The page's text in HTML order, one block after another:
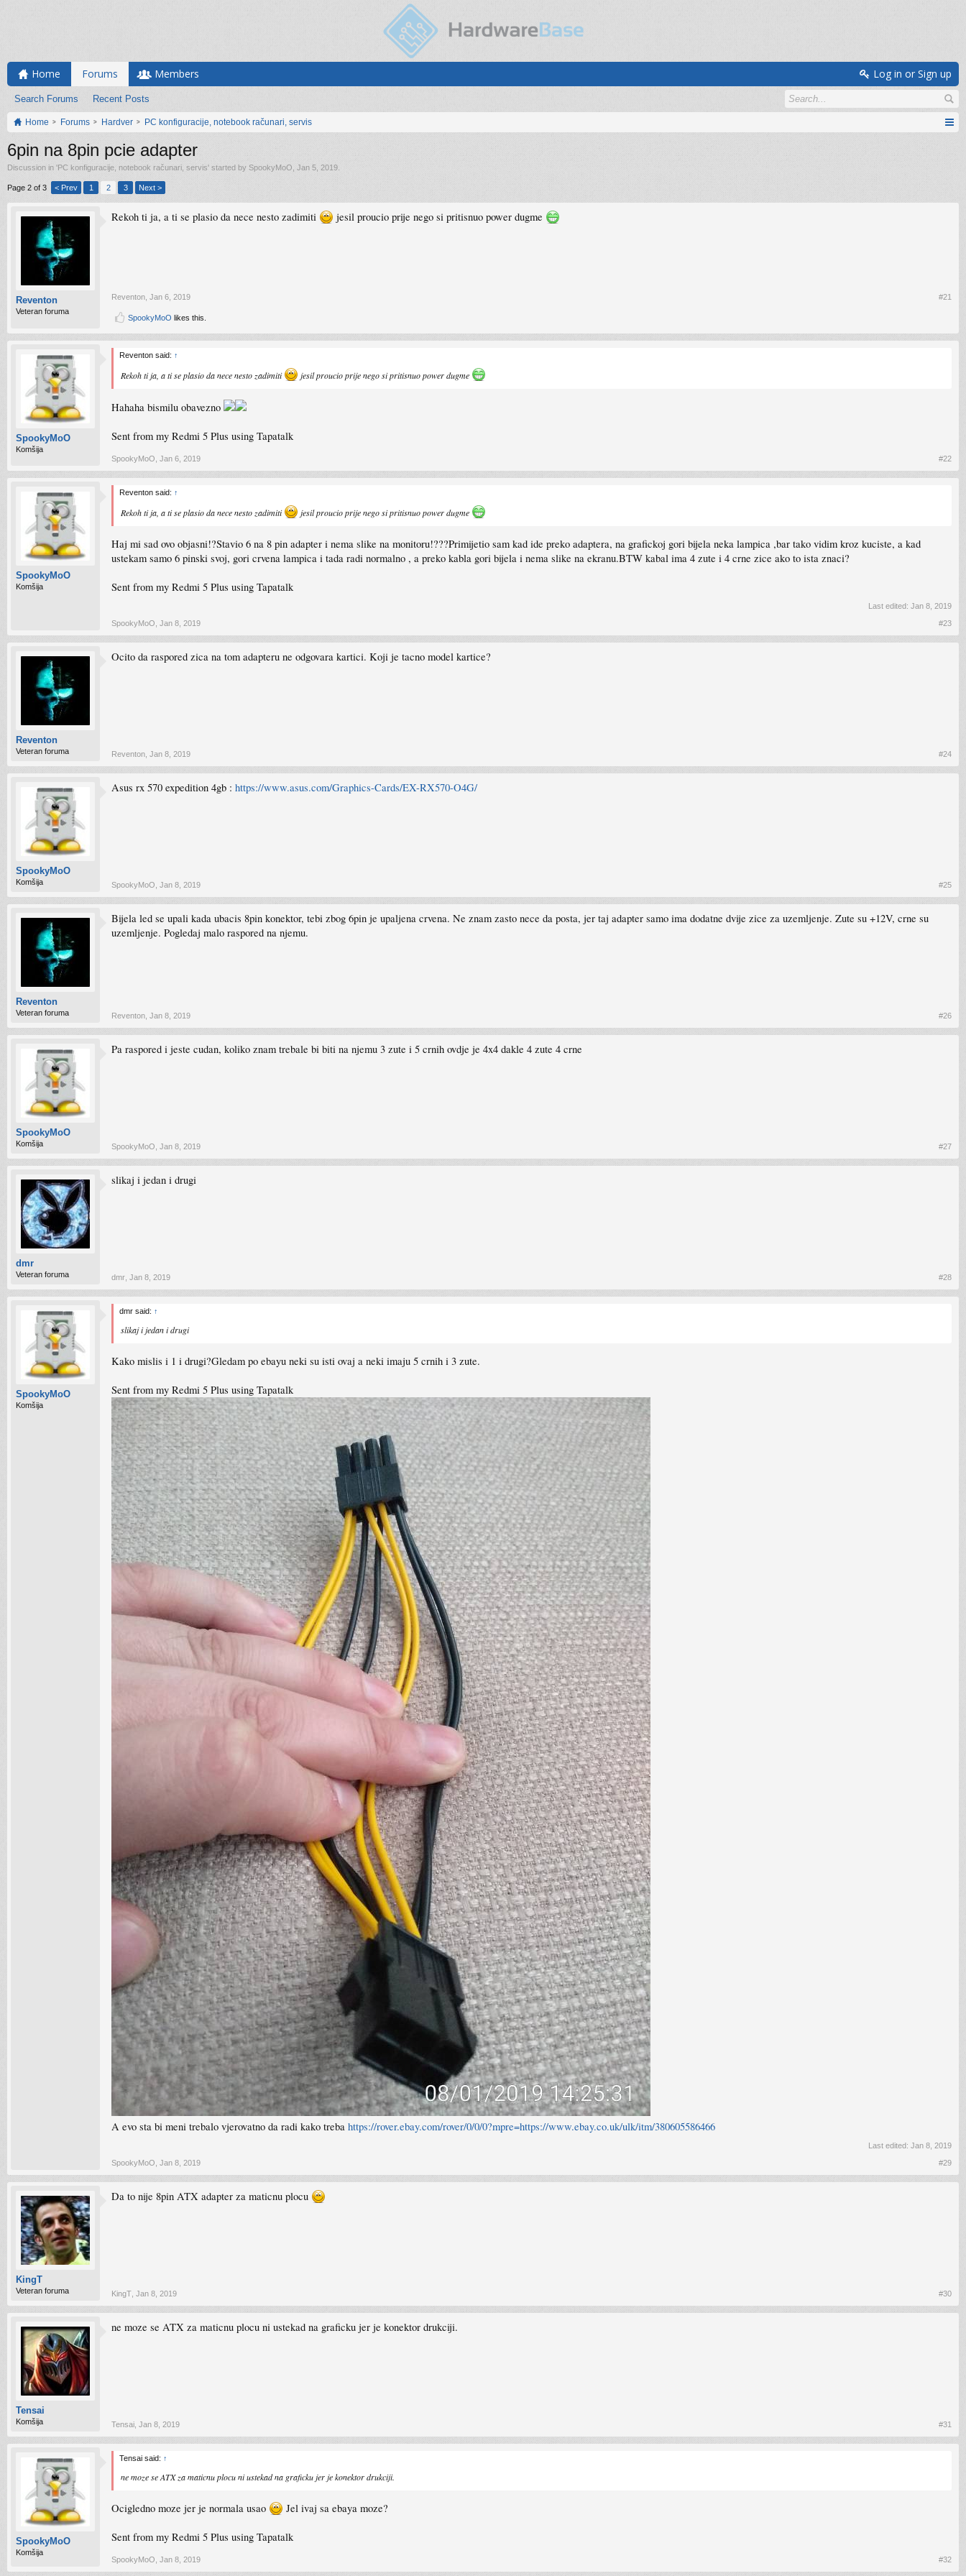
Home Forums
Search Forums Recent Posts
Members Log in or Sign up
Home Forums Hardver PC konfiguracije, notebook računari, servis
6pin na 8pin pcie adapter
Discussion in 'PC konfiguracije, notebook računari, servis' started by SpookyMoO Jan 5, 2019
Page 2 of 3 < Prev 1 2 3 Next >
Reventon
Veteran foruma
Rekoh ti ja, a ti se plasio da nece nesto zadimiti jesil proucio prije nego si pritisnuo power dugme
Reventon Jan 6, 2019 #21
SpookyMoO likes this.
SpookyMoO
Komšija
Reventon said: ↑
Rekoh ti ja, a ti se plasio da nece nesto zadimiti jesil proucio prije nego si pritisnuo power dugme
Hahaha bismilu obavezno
Sent from my Redmi 5 Plus using Tapatalk
SpookyMoO Jan 6, 2019 #22
SpookyMoO
Komšija
Reventon said: ↑
Rekoh ti ja, a ti se plasio da nece nesto zadimiti jesil proucio prije nego si pritisnuo power dugme
Haj mi sad ovo objasni!?Stavio 6 na 8 pin adapter i nema slike na monitoru!???Primijetio sam kad ide preko adaptera, na grafickoj gori bijela neka lampica ,bar tako vidim kroz kuciste, a kad
ustekam samo 6 pinski svoj, gori crvena lampica i tada radi normalno , a preko kabla gori bijela i nema slike na ekranu.BTW kabal ima 4 zute i 4 crne zice ako to ista znaci?
Sent from my Redmi 5 Plus using Tapatalk
Last edited: Jan 8, 2019
SpookyMoO Jan 8, 2019 #23
Reventon
Veteran foruma
Ocito da raspored zica na tom adapteru ne odgovara kartici. Koji je tacno model kartice?
Reventon Jan 8, 2019 #24
SpookyMoO
Komšija
Asus rx 570 expedition 4gb : https://www.asus.com/Graphics-Cards/EX-RX570-O4G/
SpookyMoO Jan 8, 2019 #25
Reventon
Veteran foruma
Bijela led se upali kada ubacis 8pin konektor, tebi zbog 6pin je upaljena crvena. Ne znam zasto nece da posta, jer taj adapter samo ima dodatne dvije zice za uzemljenje. Zute su +12V, crne su
uzemljenje. Pogledaj malo raspored na njemu.
Reventon Jan 8, 2019 #26
SpookyMoO
Komšija
Pa raspored i jeste cudan, koliko znam trebale bi biti na njemu 3 zute i 5 crnih ovdje je 4x4 dakle 4 zute 4 crne
SpookyMoO Jan 8, 2019 #27
dmr
Veteran foruma
slikaj i jedan i drugi
dmr Jan 8, 2019 #28
SpookyMoO
Komšija
dmr said: ↑
slikaj i jedan i drugi
Kako mislis i 1 i drugi?Gledam po ebayu neki su isti ovaj a neki imaju 5 crnih i 3 zute.
Sent from my Redmi 5 Plus using Tapatalk
A evo sta bi meni trebalo vjerovatno da radi kako treba https://rover.ebay.com/rover/0/0/0?mpre=https://www.ebay.co.uk/ulk/itm/380605586466
Last edited: Jan 8, 2019
SpookyMoO Jan 8, 2019 #29
KingT
Veteran foruma
Da to nije 8pin ATX adapter za maticnu plocu
KingT Jan 8, 2019 #30
Tensai
Komšija
ne moze se ATX za maticnu plocu ni ustekad na graficku jer je konektor drukciji.
Tensai Jan 8, 2019 #31
SpookyMoO
Komšija
Tensai said: ↑
ne moze se ATX za maticnu plocu ni ustekad na graficku jer je konektor drukciji.
Ocigledno moze jer je normala usao Jel ivaj sa ebaya moze?
Sent from my Redmi 5 Plus using Tapatalk
SpookyMoO Jan 8, 2019 #32